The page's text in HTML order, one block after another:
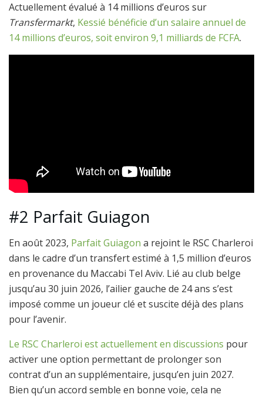
Actuellement évalué à 14 millions d’euros sur
Transfermarkt, Kessié bénéficie d’un salaire annuel de
14 millions d’euros, soit environ 9,1 milliards de FCFA.
#2 Parfait Guiagon
En août 2023, Parfait Guiagon a rejoint le RSC Charleroi
dans le cadre d’un transfert estimé à 1,5 million d’euros
en provenance du Maccabi Tel Aviv. Lié au club belge
jusqu’au 30 juin 2026, l’ailier gauche de 24 ans s’est
imposé comme un joueur clé et suscite déjà des plans
pour l’avenir.
Le RSC Charleroi est actuellement en discussions pour
activer une option permettant de prolonger son
contrat d’un an supplémentaire, jusqu’en juin 2027.
Bien qu’un accord semble en bonne voie, cela ne